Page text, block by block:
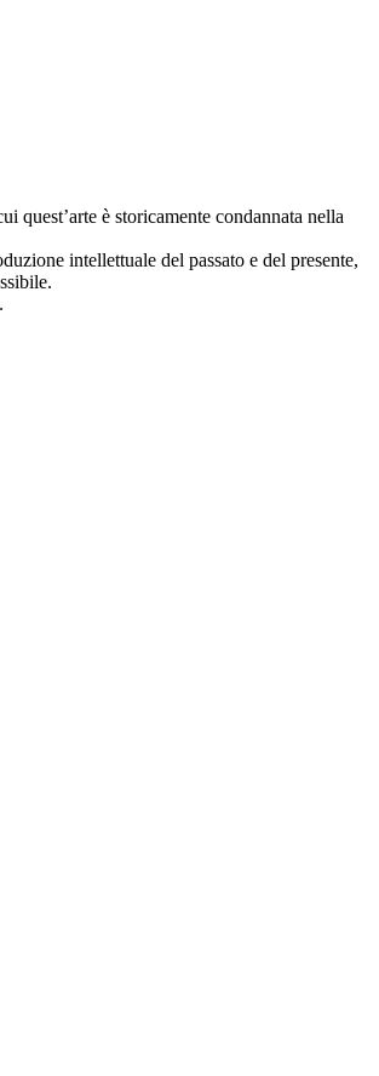
è storicamente condannata nella
intellettuale del passato e del presente,